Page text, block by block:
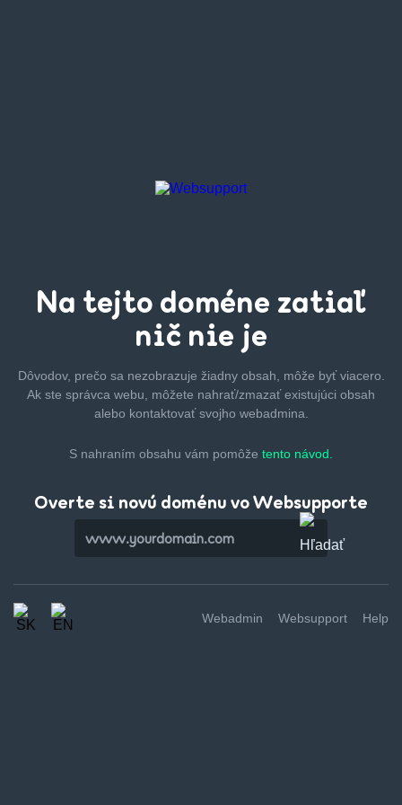
Na tejto doméne zatiaľ
nič nie je
Dôvodov, prečo sa nezobrazuje žiadny obsah, môže byťviacero.
Ak ste správca webu, môžete nahrať/zmazaťexistujúci obsah
alebo kontaktovať svojho webadmina.
S nahraním obsahu vám pomôže tento návod.
Overte si novú doménu vo Websupporte
Webadmin Websupport Help